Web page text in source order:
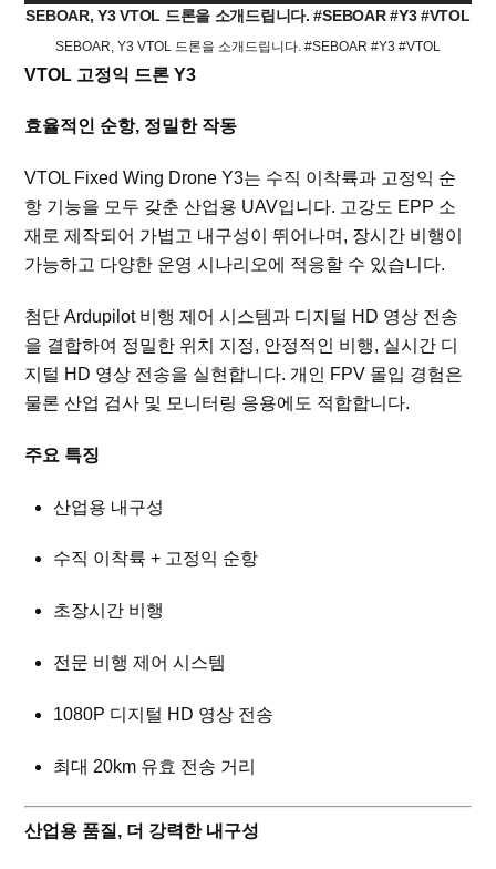
SEBOAR, Y3 VTOL 드론을 소개드립니다. #SEBOAR #Y3 #VTOL
SEBOAR, Y3 VTOL 드론을 소개드립니다. #SEBOAR #Y3 #VTOL
VTOL 고정익 드론 Y3
효율적인 순항, 정밀한 작동
VTOL Fixed Wing Drone Y3는 수직 이착륙과 고정익 순
항 기능을 모두 갖춘 산업용 UAV입니다. 고강도 EPP 소
재로 제작되어 가볍고 내구성이 뛰어나며, 장시간 비행이
가능하고 다양한 운영 시나리오에 적응할 수 있습니다.
첨단 Ardupilot 비행 제어 시스템과 디지털 HD 영상 전송
을 결합하여 정밀한 위치 지정, 안정적인 비행, 실시간 디
지털 HD 영상 전송을 실현합니다. 개인 FPV 몰입 경험은
물론 산업 검사 및 모니터링 응용에도 적합합니다.
주요 특징
산업용 내구성
수직 이착륙 + 고정익 순항
초장시간 비행
전문 비행 제어 시스템
1080P 디지털 HD 영상 전송
최대 20km 유효 전송 거리
산업용 품질, 더 강력한 내구성